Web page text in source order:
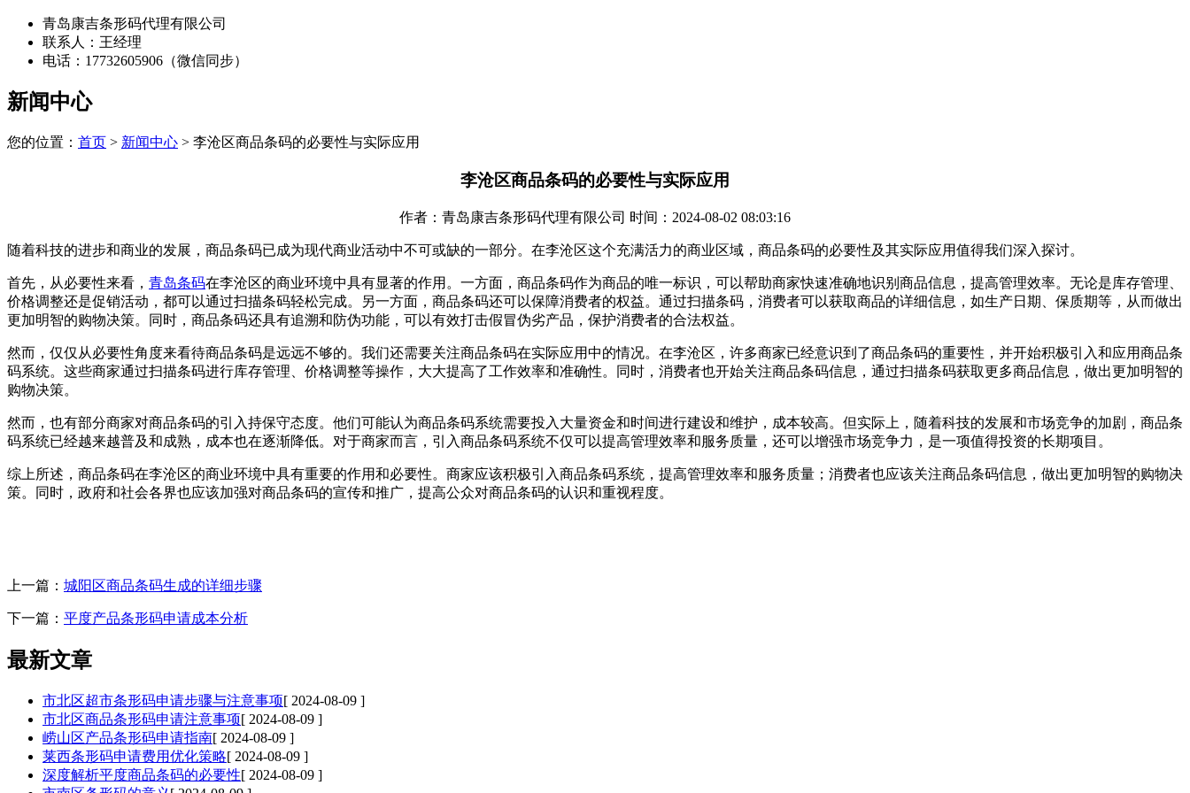
青岛康吉条形码代理有限公司
联系人：王经理
电话：17732605906（微信同步）
新闻中心
您的位置： 首页 > 新闻中心 > 李沧区商品条码的必要性与实际应用
李沧区商品条码的必要性与实际应用
作者：青岛康吉条形码代理有限公司 时间：2024-08-02 08:03:16
随着科技的进步和商业的发展，商品条码已成为现代商业活动中不可或缺的一部分。在李沧区这个充满活力的商业区域，商品条码的必要性及其实际应用值得我们深入探讨。
首先，从必要性来看， 青岛条码在李沧区的商业环境中具有显著的作用。一方面，商品条码作为商品的唯一标识，可以帮助商家快速准确地识别商品信息，提高管理效率。无论是库存管理、
价格调整还是促销活动，都可以通过扫描条码轻松完成。另一方面，商品条码还可以保障消费者的权益。通过扫描条码，消费者可以获取商品的详细信息，如生产日期、保质期等，从而做出
更加明智的购物决策。同时，商品条码还具有追溯和防伪功能，可以有效打击假冒伪劣产品，保护消费者的合法权益。
然而，仅仅从必要性角度来看待商品条码是远远不够的。我们还需要关注商品条码在实际应用中的情况。在李沧区，许多商家已经意识到了商品条码的重要性，并开始积极引入和应用商品条
码系统。这些商家通过扫描条码进行库存管理、价格调整等操作，大大提高了工作效率和准确性。同时，消费者也开始关注商品条码信息，通过扫描条码获取更多商品信息，做出更加明智的
购物决策。
然而，也有部分商家对商品条码的引入持保守态度。他们可能认为商品条码系统需要投入大量资金和时间进行建设和维护，成本较高。但实际上，随着科技的发展和市场竞争的加剧，商品条
码系统已经越来越普及和成熟，成本也在逐渐降低。对于商家而言，引入商品条码系统不仅可以提高管理效率和服务质量，还可以增强市场竞争力，是一项值得投资的长期项目。
综上所述，商品条码在李沧区的商业环境中具有重要的作用和必要性。商家应该积极引入商品条码系统，提高管理效率和服务质量；消费者也应该关注商品条码信息，做出更加明智的购物决
策。同时，政府和社会各界也应该加强对商品条码的宣传和推广，提高公众对商品条码的认识和重视程度。
上一篇： 城阳区商品条码生成的详细步骤
下一篇： 平度产品条形码申请成本分析
最新文章
市北区超市条形码申请步骤与注意事项[ 2024-08-09 ]
市北区商品条形码申请注意事项[ 2024-08-09 ]
崂山区产品条形码申请指南[ 2024-08-09 ]
莱西条形码申请费用优化策略[ 2024-08-09 ]
深度解析平度商品条码的必要性[ 2024-08-09 ]